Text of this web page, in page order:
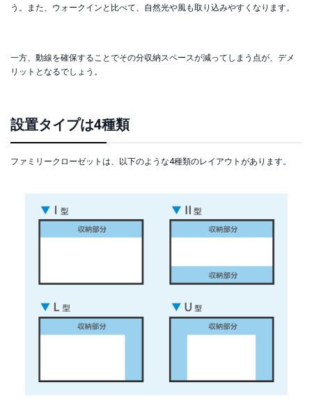
う。また、ウォークインと比べて、自然光や風も取り込みやすくなります。
一方、動線を確保することでその分収納スペースが減ってしまう点が、デメ
リットとなるでしょう。
設置タイプは4種類
ファミリークローゼットは、以下のような4種類のレイアウトがあります。